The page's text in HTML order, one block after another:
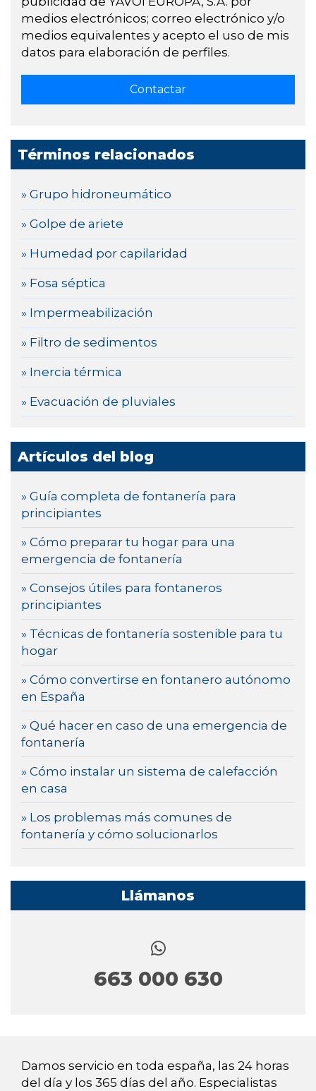
medios electrónicos; correo electrónico y/o
medios equivalentes y acepto el uso de mis
datos para elaboración de perfiles.
Términos relacionados
» Grupo hidroneumático
» Golpe de ariete
» Humedad por capilaridad
» Fosa séptica
» Impermeabilización
» Filtro de sedimentos
» Inercia térmica
» Evacuación de pluviales
Artículos del blog
» Guía completa de fontanería para
principiantes
» Cómo preparar tu hogar para una
emergencia de fontanería
» Consejos útiles para fontaneros
principiantes
» Técnicas de fontanería sostenible para tu
hogar
» Cómo convertirse en fontanero autónomo
en España
» Qué hacer en caso de una emergencia de
fontanería
» Cómo instalar un sistema de calefacción
en casa
» Los problemas más comunes de
fontanería y cómo solucionarlos
Llámanos
663 000 630
Damos servicio en toda españa, las 24 horas
del día y los 365 días del año. Especialistas